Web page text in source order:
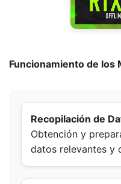
Funcionamiento de los
Recopilación de
Obtención y
datos relevantes y